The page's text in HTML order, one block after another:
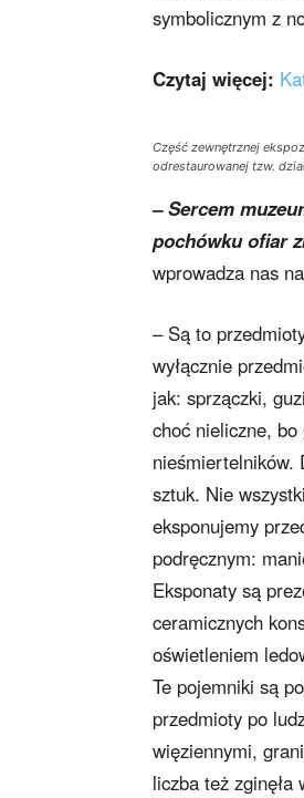
symbolicznym z
Czytaj więcej:
Część zewnętrznej
odrestaurowanej tzw.
– Sercem
pochówku ofiar
wprowadza nas
– Są to
wyłącznie
jak: sprzączki,
choć nieliczne, bo
nieśmiertelników.
sztuk. Nie
eksponujemy
podręcznym:
Eksponaty są
ceramicznych
oświetleniem
Te pojemniki są
przedmioty po
więziennymi,
liczba też